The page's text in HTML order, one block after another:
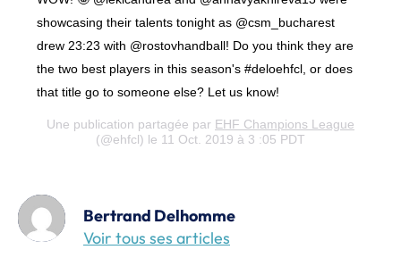
showcasing their talents tonight as @csm_bucharest
drew 23:23 with @rostovhandball! Do you think they are
the two best players in this season's #deloehfcl, or does
that title go to someone else? Let us know!
Une publication partagée par EHF Champions League
(@ehfcl) le 11 Oct. 2019 à 3 :05 PDT
Bertrand Delhomme
Voir tous ses articles